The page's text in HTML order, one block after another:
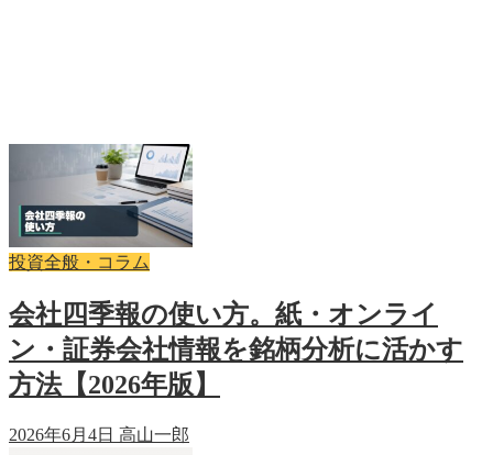
投資全般・コラム
会社四季報の使い方。紙・オンライ
ン・証券会社情報を銘柄分析に活かす
方法【2026年版】
2026年6月4日 高山一郎